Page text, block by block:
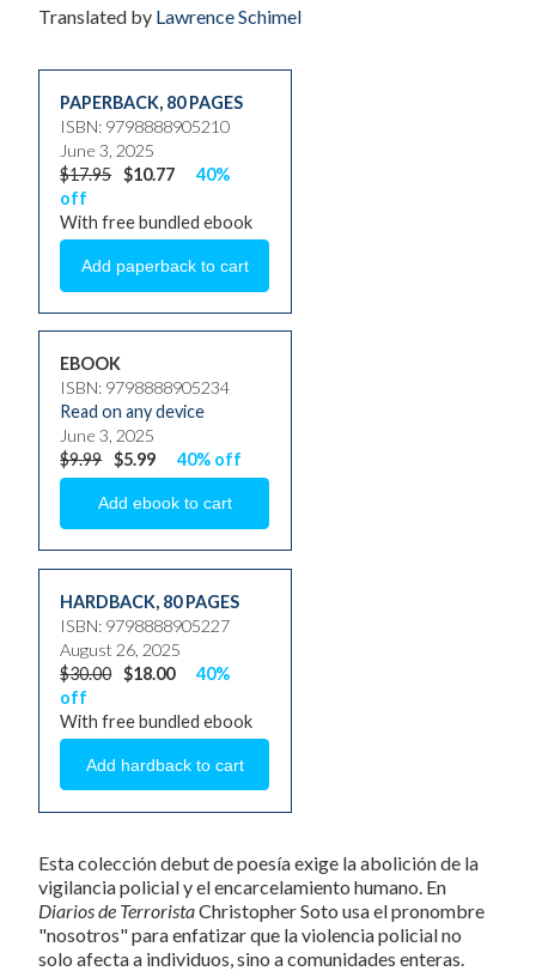
Translated by Lawrence Schimel
PAPERBACK, 80 PAGES
ISBN: 9798888905210
June 3, 2025
$17.95 $10.77
40%
off
With free bundled ebook
EBOOK
ISBN: 9798888905234
Read on any device
June 3, 2025
$9.99 $5.99 40% off
HARDBACK, 80 PAGES
ISBN: 9798888905227
August 26, 2025
$30.00 $18.00
40%
off
With free bundled ebook
Esta colección debut de poesía exige la abolición de la
vigilancia policial y el encarcelamiento humano. En
Diarios de TerroristaChristopher Soto usa el pronombre
"nosotros" para enfatizar que la violencia policial no
solo afecta a individuos, sino a comunidades enteras.